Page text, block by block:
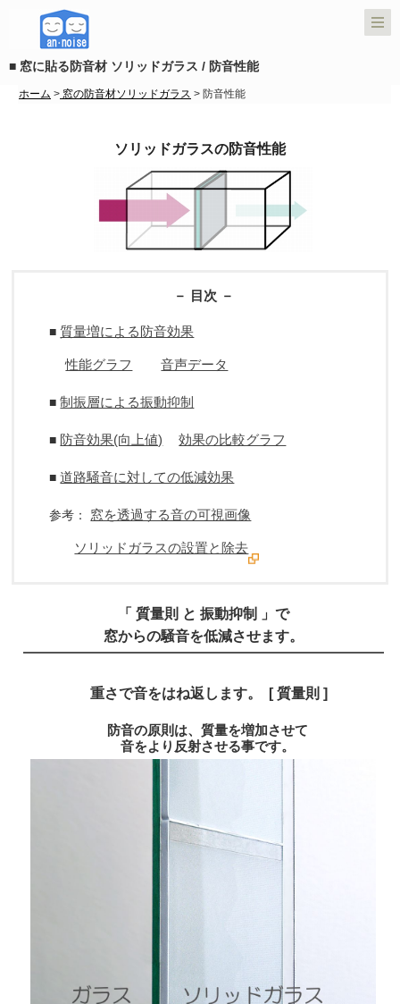
■ 窓に貼る防音材 ソリッドガラス / 防音性能
ホーム > 窓の防音材ソリッドガラス > 防音性能
ソリッドガラスの防音性能
－ 目次 －
■質量増による防音効果
性能グラフ 音声データ
■制振層による振動抑制
■ 防音効果(向上値) 効果の比較グラフ
■道路騒音に対しての低減効果
参考： 窓を透過する音の可視画像
ソリッドガラスの設置と除去
「 質量則 と 振動抑制 」で
窓からの騒音を低減させます。
重さで音をはね返します。 [ 質量則 ]
防音の原則は、質量を増加させて
音をより反射させる事です。